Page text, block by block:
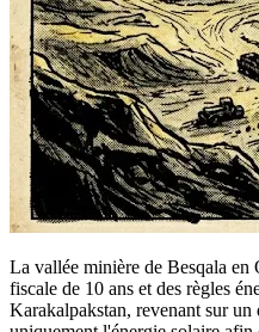
La vallée minière de Besqala en
fiscale de 10 ans et des règles
Karakalpakstan, revenant sur un